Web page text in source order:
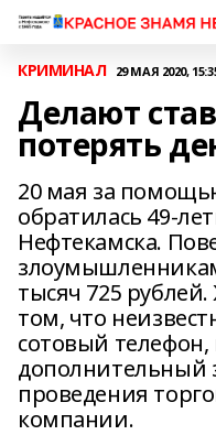
КРИМИНАЛ 29 МАЯ 2020,
Делают
потерять
20 мая за
обратилась 49-
Нефтекамска.
тысяч 725
том, что
сотовый
дополнительный
проведения
компании.